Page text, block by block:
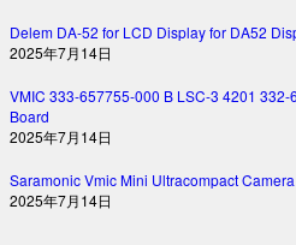
Delem DA-52 for LCD Display for DA52
2025年7月14日
VMIC 333-657755-000 B LSC-3 4201
Board
2025年7月14日
Saramonic Vmic Mini Ultracompact
2025年7月14日